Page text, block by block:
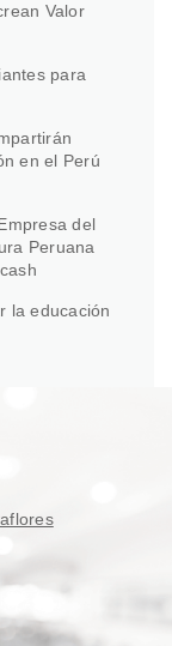
Valor
para
en el Perú
del
Peruana
la educación